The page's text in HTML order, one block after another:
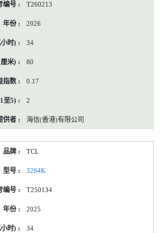
T260213
2026
34
80
0.17
2
海信(香港)有限公司
TCL
32S4K
T250134
2025
34